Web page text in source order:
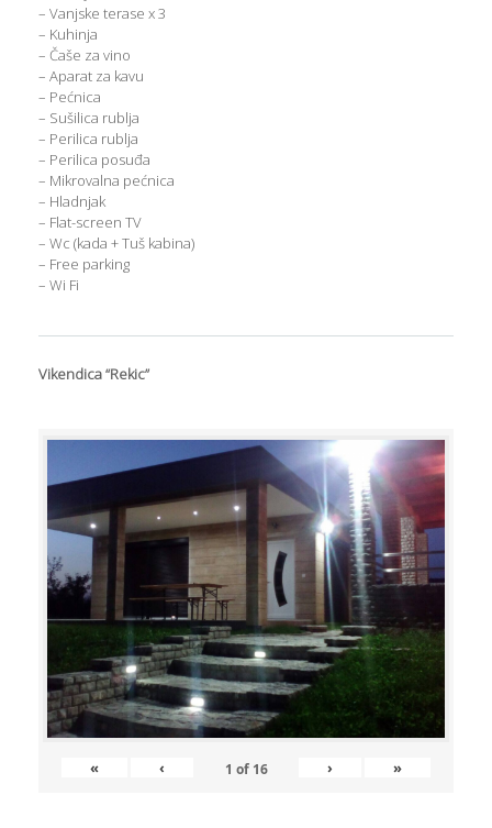
– Vanjske terase x 3
– Kuhinja
– Čaše za vino
– Aparat za kavu
– Pećnica
– Sušilica rublja
– Perilica rublja
– Perilica posuđa
– Mikrovalna pećnica
– Hladnjak
– Flat-screen TV
– Wc (kada + Tuš kabina)
– Free parking
– Wi Fi
Vikendica “Rekic”
« ‹ 1 of 16 › »